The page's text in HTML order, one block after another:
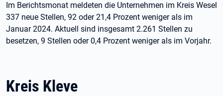
Im Berichtsmonat meldeten die Unternehmen im Kreis Wesel
337 neue Stellen, 92 oder 21,4 Prozent weniger als im
Januar 2024. Aktuell sind insgesamt 2.261 Stellen zu
besetzen, 9 Stellen oder 0,4 Prozent weniger als im Vorjahr.
Kreis Kleve